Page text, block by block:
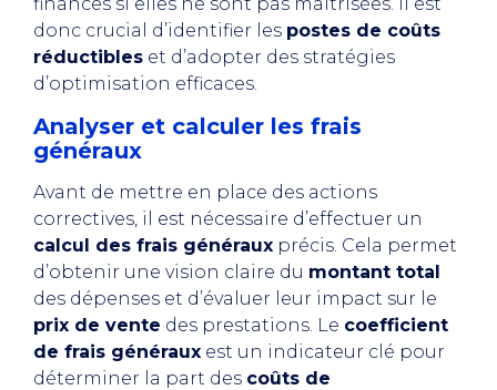
donc crucial d’identifier les postes de coûts
réductibles et d’adopter des stratégies
d’optimisation efficaces.
Analyser et calculer les frais
généraux
Avant de mettre en place des actions
correctives, il est nécessaire d’effectuer un
calcul des frais généraux précis. Cela permet
d’obtenir une vision claire du montant total
des dépenses et d’évaluer leur impact sur le
prix de vente des prestations. Le coefficient
de frais généraux est un indicateur clé pour
déterminer la part des coûts de